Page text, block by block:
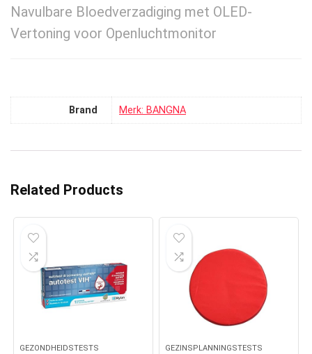
Navulbare Bloedverzadiging met OLED-
Vertoning voor Openluchtmonitor
Brand Merk: BANGNA
Related Products
GEZONDHEIDSTESTS GEZINSPLANNINGSTESTS